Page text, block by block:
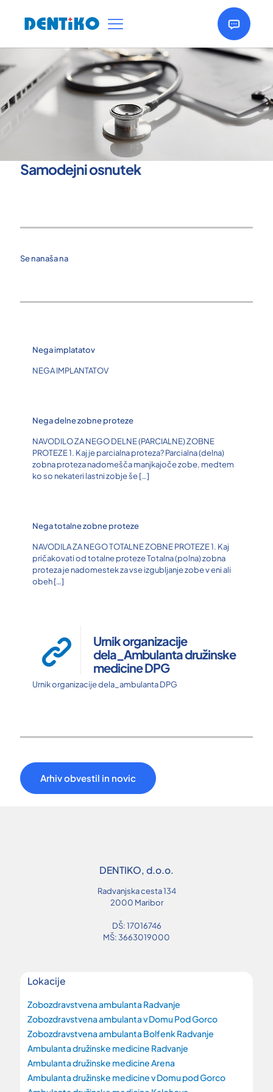
Samodejni osnutek
Se nanaša na
Nega implatatov
NEGA IMPLANTATOV
Nega delne zobne proteze
NAVODILO ZA NEGO DELNE (PARCIALNE) ZOBNE
PROTEZE 1. Kaj je parcialna proteza? Parcialna (delna)
zobna proteza nadomešča manjkajoče zobe, medtem
ko so nekateri lastni zobje še[…]
Nega totalne zobne proteze
NAVODILA ZA NEGO TOTALNE ZOBNE PROTEZE 1. Kaj
pričakovati od totalne proteze Totalna (polna) zobna
proteza je nadomestek za vse izgubljanje zobe v eni ali
obeh[…]
Urnik organizacije
dela_Ambulanta družinske
medicine DPG
Urnik organizacije dela_ambulanta DPG
Arhiv obvestil in novic
DENTIKO, d.o.o.
Radvanjska cesta 134
2000 Maribor
DŠ: 17016746
MŠ: 3663019000
Lokacije
Zobozdravstvena ambulanta Radvanje
Zobozdravstvena ambulanta v Domu Pod Gorco
Zobozdravstvena ambulanta Bolfenk Radvanje
Ambulanta družinske medicine Radvanje
Ambulanta družinske medicine Arena
Ambulanta družinske medicine v Domu pod Gorco